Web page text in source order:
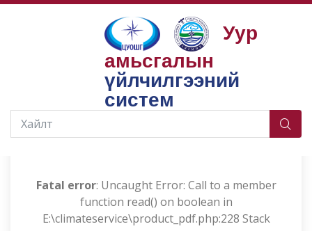
Уур
амьсгалын
үйлчилгээний
систем
Агаар мандлын орчил урсгал, урт хугацааны прогноз
Fatal error: Uncaught Error: Call to a member
function read() on boolean in
E:\climateservice\product_pdf.php:228 Stack